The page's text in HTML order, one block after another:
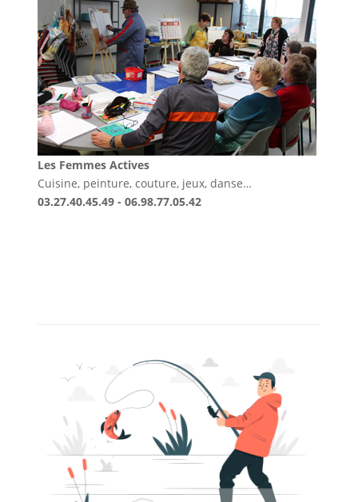
Les Femmes Actives
Cuisine, peinture, couture, jeux, danse…
03.27.40.45.49 - 06.98.77.05.42